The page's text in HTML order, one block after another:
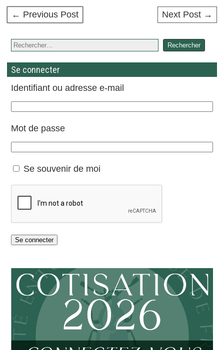
← Previous Post Next Post →
Se connecter
Identifiant ou adresse e-mail
Mot de passe
Se souvenir de moi
Se connecter